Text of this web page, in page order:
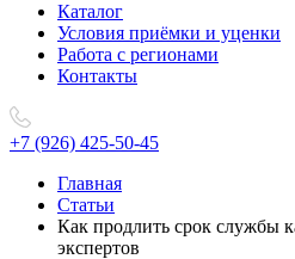
Каталог
Условия приёмки и уценки
Работа с регионами
Контакты
+7 (926) 425-50-45
Главная
Статьи
Как продлить срок службы
экспертов